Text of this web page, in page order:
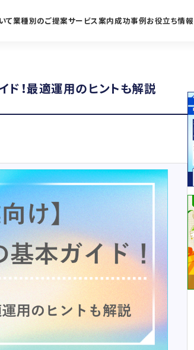
て業種別のご提案サービス案内成功事例お役立ち情報
ド！最適運用のヒントも解説